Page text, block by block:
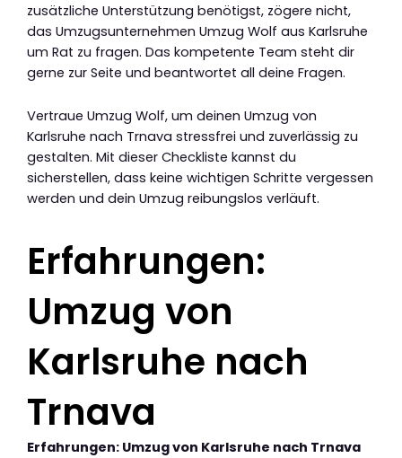
zusätzliche Unterstützung benötigst, zögere nicht,
das Umzugsunternehmen Umzug Wolf aus Karlsruhe
um Rat zu fragen. Das kompetente Team steht dir
gerne zur Seite und beantwortet all deine Fragen.
Vertraue Umzug Wolf, um deinen Umzug von
Karlsruhe nach Trnava stressfrei und zuverlässig zu
gestalten. Mit dieser Checkliste kannst du
sicherstellen, dass keine wichtigen Schritte vergessen
werden und dein Umzug reibungslos verläuft.
Erfahrungen:
Umzug von
Karlsruhe nach
Trnava
Erfahrungen: Umzug von Karlsruhe nach Trnava